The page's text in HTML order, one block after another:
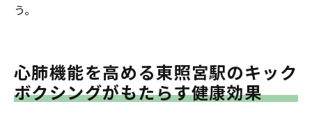
う。
心肺機能を高める東照宮駅のキック
ボクシングがもたらす健康効果